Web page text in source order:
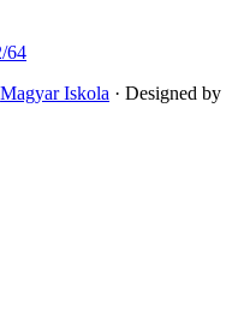
64
Magyar Iskola · Designed by